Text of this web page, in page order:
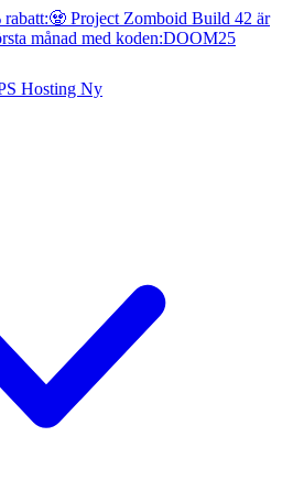
🧟 Project Zomboid Build 42 är
månad med koden:DOOM25
Hosting Ny